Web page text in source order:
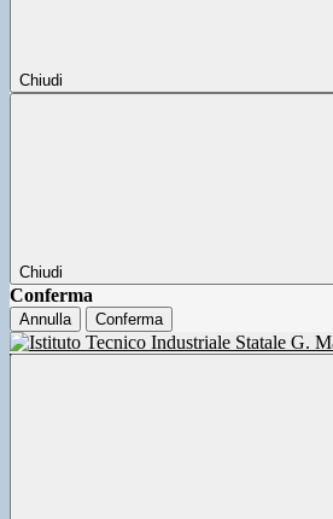
Chiudi
Chiudi
Conferma
Annulla Conferma